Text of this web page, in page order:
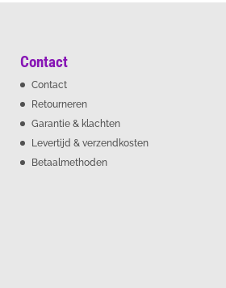
Contact
Contact
Retourneren
Garantie & klachten
Levertijd & verzendkosten
Betaalmethoden